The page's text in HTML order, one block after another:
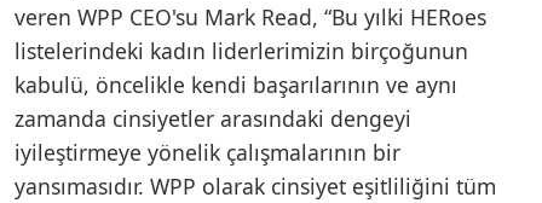
veren WPP CEO'su Mark Read, “Bu yılki HERoes
listelerindeki kadın liderlerimizin birçoğunun
kabulü, öncelikle kendi başarılarının ve aynı
zamanda cinsiyetler arasındaki dengeyi
iyileştirmeye yönelik çalışmalarının bir
yansımasıdır. WPP olarak cinsiyet eşitliliğini tüm